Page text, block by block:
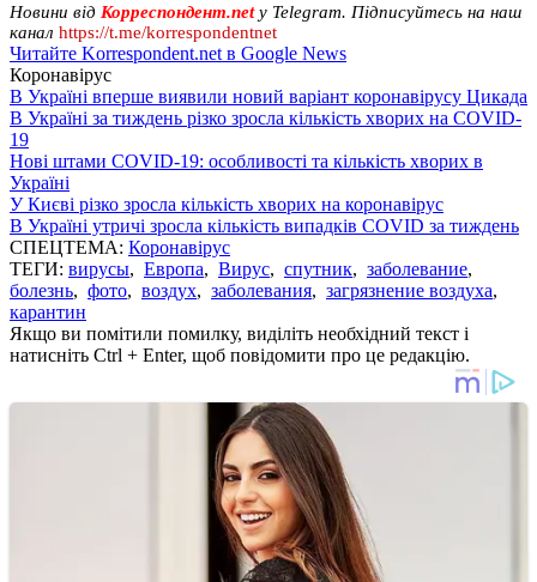
Новини від Корреспондент.net у Telegram. Підписуйтесь на наш
канал https://t.me/korrespondentnet
Читайте Korrespondent.net в Google News
Коронавірус
В Україні вперше виявили новий варіант коронавірусу Цикада
В Україні за тиждень різко зросла кількість хворих на COVID-
19
Нові штами COVID-19: особливості та кількість хворих в
Україні
У Києві різко зросла кількість хворих на коронавірус
В Україні утричі зросла кількість випадків COVID за тиждень
СПЕЦТЕМА: Коронавірус
ТЕГИ: вирусы, Европа, Вирус, спутник, заболевание,
болезнь, фото, воздух, заболевания, загрязнение воздуха,
карантин
Якщо ви помітили помилку, виділіть необхідний текст і
натисніть Ctrl + Enter, щоб повідомити про це редакцію.